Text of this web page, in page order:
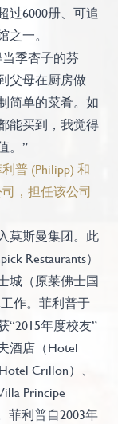
过6000册、可追
之一。
季杏子的芬
母在厨房做
简单的菜肴。如
能买到，我觉得
。”
普 (Philipp) 和
，担任该公司
莫斯曼集团。此
Restaurants）
城（原莱佛士国
作。菲利普于
“2015年度校友”
酒店（Hotel
Crillon）、
Principe
菲利普自2003年